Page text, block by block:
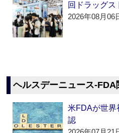
回ドラッグス
2026年08月06
ヘルスデーニュース‐FDA
米FDAが世界
認